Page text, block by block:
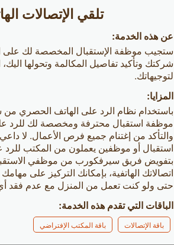
تلقي الإتصالات
عن هذه الخدمة:
ستجيب موظفة الإستقبال المخصصة لك على
شركتك وتأكيد تفاصيل المكالمة وتحولها
لتوجيهاتك.
المزايا:
باستخدام نظام الرد على الهاتف الحصري
موظفة استقبال محترفة ومخصصة لك للرد
والتأكد من إغتنام جميع فرص الأعمال. لا
استقبال أو موظفين يعملون من المكتب للرد
بتفويض فريق سيرفكورب من موظفي
اتصالاتك الهاتفية، بإمكانك التركيز على
حتى ولو كنت تعمل من المنزل مع عدم فقد
الباقات التي تقدم هذه الخدمة:
باقة الإتصالات باقة المكتب الإفتراضي